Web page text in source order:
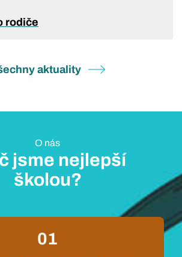
rodiče
aktuality
O nás
jsme nejlepší
školou?
01